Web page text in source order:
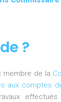
?
membre de la
aux comptes